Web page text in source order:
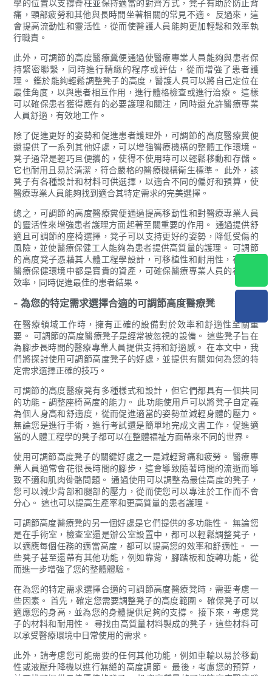
學的位置以支撐脊柱並保持適當的對齊方式，凳子有助於防止背
痛，頸部疲勞和其他與長時間坐著相關的常見不適。 反過來，這
會提高流動性和靈活性，從而使醫護人員能夠更加輕鬆和效率執
行職責。
此外，可調節的高度醫療糞便通過使醫療專業人員能夠與患者保
持緊密聯繫，同時進行精緻的程序或評估，從而增強了患者護
理。 鑑於能夠輕鬆調整凳子的高度，醫護人員可以將自己定位在
最佳角度，以與患者相互作用，進行體格檢查或進行治療。 這樣
可以確保患者獲得應有的必要護理和關注，同時還允許醫療專業
人員舒適，有效地工作。
除了促進更好的姿勢和促進患者護理外，可調節的高度醫療糞便
還提供了一系列其他好處，可以增強醫療機構的整體工作環境。
凳子通常是輕巧且便攜的，使得不使用時可以輕鬆移動和存儲。
它也耐用且易於清潔，符合嚴格的醫療機構衛生標準。 此外，該
凳子有各種設計和材料可供選擇，以適合不同的偏好和預算，使
醫療專業人員能夠找到適合其特定需求的完美選擇。
總之，可調節的高度醫療糞便通過提高移動性和對醫療專業人員
的靈活性來增強患者護理方面起著至關重要的作用。 通過提供舒
適且可調節的座椅選擇，凳子可以支持更好的姿勢，降低受傷的
風險，並使醫療保健工人能夠為患者提供高質量的護理。 可調節
的高度凳子憑藉其人體工程學設計，可移植性和耐用性，在任何
醫療保健環境中都是寶貴的資產，可確保醫療專業人員的福祉和
效率，同時促進最佳的患者結果。
- 為您的特定需求選擇合適的可調節高度醫療凳
在醫療領域工作時，擁有正確的設備對於效率和舒適性至關重
要。 可調節的高度醫療凳子是經常被忽視的設備。 這些凳子旨在
為腳步長時間的醫療專業人員提供支持和舒適感。 在本文中，我
們將探討使用可調節高度凳子的好處，並提供有關如何為您的特
定需求選擇正確的技巧。
可調節的高度醫療凳有多種樣式和設計，但它們都具有一個共同
的功能 - 調整座椅高度的能力。 此功能使用戶可以將凳子自定義
為個人身高和舒適度，從而促進適當的姿勢並減輕身體的壓力。
無論您是進行手術，進行考試還是簡單地完成文書工作，促進適
當的人體工程學的凳子都可以在整體福祉方面帶來不同的世界。
使用可調節高度凳子的關鍵好處之一是減輕背痛和疲勞。 醫療專
業人員通常會花很長時間的腳步，這會導致隨著時間的流逝而導
致不適和肌肉骨骼問題。 通過使用可以調整為最佳高度的凳子，
您可以減少背部和腿部的壓力，從而使您可以專注於工作而不會
分心。 這也可以提高生產率和更高質量的患者護理。
可調節高度醫療凳的另一個好處是它們提供的多功能性。 無論您
是在手術室，檢查室還是辦公室設置中，都可以輕鬆調整凳子，
以適應每個任務的適當高度，都可以提高您的效率和舒適性。 一
些凳子甚至還帶有其他功能，例如靠背，腳踏板和旋轉功能，從
而進一步增強了您的整體體驗。
在為您的特定需求選擇合適的可調節高度醫療凳時，需要考慮一
些因素。 首先，確定您需要調整凳子的高度範圍。 確保凳子可以
適應您的身高，並為您的身體提供足夠的支撐。 接下來，考慮凳
子的材料和耐用性。 尋找由高質量材料製成的凳子，這些材料可
以承受醫療環境中日常使用的需求。
此外，請考慮您可能需要的任何其他功能，例如車輪以易於移動
性或液壓升降機以進行無縫的高度調節。 最後，考慮您的預算，